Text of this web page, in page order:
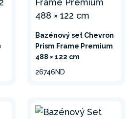
ODOLNÝ
POŠKODENIU
3-vrstvový
použitý na výrobu plášťa
väčšiu odolnosť.
A DLHODOBO
Bazénový set Chevron
Prism Frame Premium
488 × 122 cm
26746ND